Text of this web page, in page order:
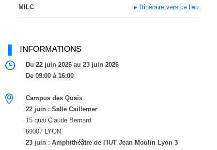
Itinéraire vers ce lieu
MILC
INFORMATIONS
Du 22 juin 2026 au 23 juin 2026
De 09:00 à 16:00
Campus des Quais
22 juin : Salle Caillemer
15 quai Claude Bernard
69007 LYON
23 juin : Amphithéâtre de l'IUT Jean Moulin Lyon 3